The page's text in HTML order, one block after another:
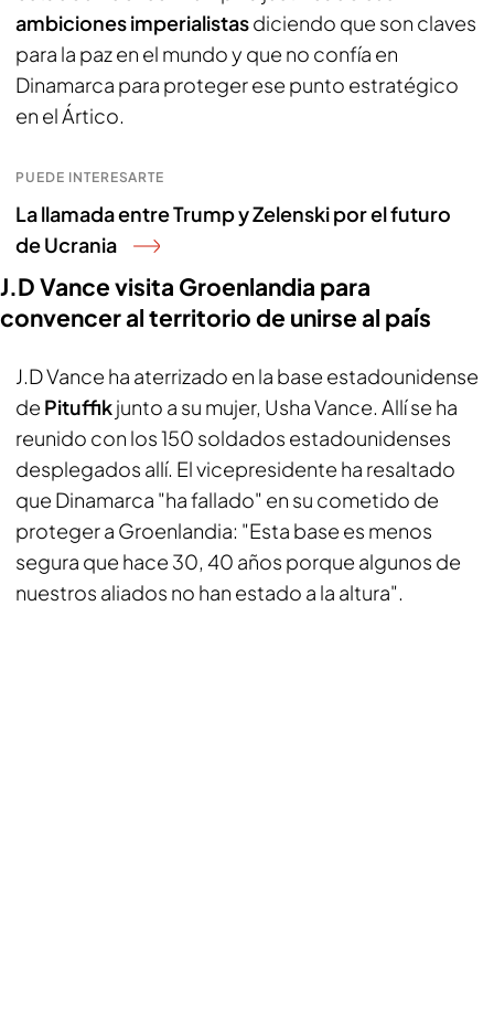
ambiciones imperialistasdiciendo que son claves
para la paz en el mundo y que no confía en
Dinamarca para proteger ese punto estratégico
en el Ártico.
PUEDE INTERESARTE
La llamada entre Trump y Zelenski por el futuro
de Ucrania
J.D Vance visita Groenlandia para
convencer al territorio de unirse al país
J.D Vance ha aterrizado en la base estadounidense
de Pituffikjunto a su mujer, Usha Vance. Allí se ha
reunido con los 150 soldados estadounidenses
desplegados allí. El vicepresidente ha resaltado
que Dinamarca "ha fallado" en su cometido de
proteger a Groenlandia: "Esta base es menos
segura que hace 30, 40 años porque algunos de
nuestros aliados no han estado a la altura".